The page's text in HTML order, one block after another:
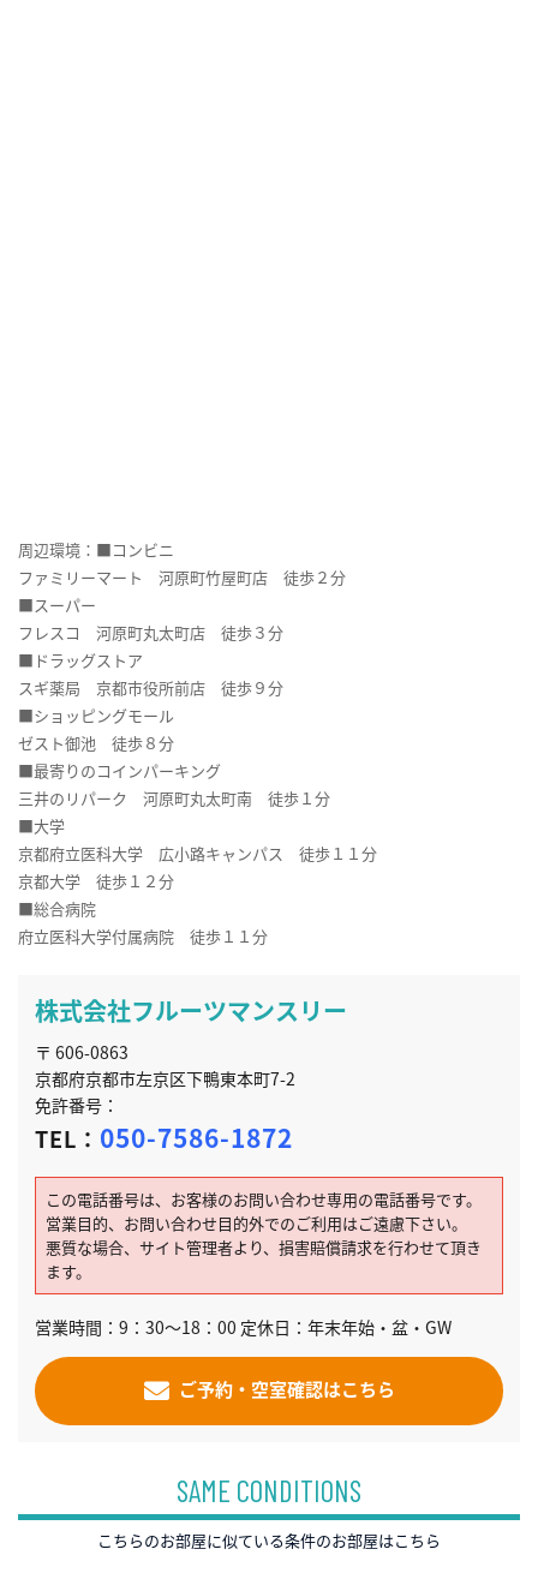
周辺環境：■コンビニ
ファミリーマート 河原町竹屋町店 徒歩２分
■スーパー
フレスコ 河原町丸太町店 徒歩３分
■ドラッグストア
スギ薬局 京都市役所前店 徒歩９分
■ショッピングモール
ゼスト御池 徒歩８分
■最寄りのコインパーキング
三井のリパーク 河原町丸太町南 徒歩１分
■大学
京都府立医科大学 広小路キャンパス 徒歩１１分
京都大学 徒歩１２分
■総合病院
府立医科大学付属病院 徒歩１１分
株式会社フルーツマンスリー
〒 606-0863
京都府京都市左京区下鴨東本町7-2
免許番号：
TEL： 050-7586-1872
この電話番号は、お客様のお問い合わせ専用の電話番号です。
営業目的、お問い合わせ目的外でのご利用はご遠慮下さい。
悪質な場合、サイト管理者より、損害賠償請求を行わせて頂き
ます。
営業時間：9：30～18：00 定休日：年末年始・盆・GW
ご予約・空室確認はこちら
SAME CONDITIONS
こちらのお部屋に似ている条件のお部屋はこちら